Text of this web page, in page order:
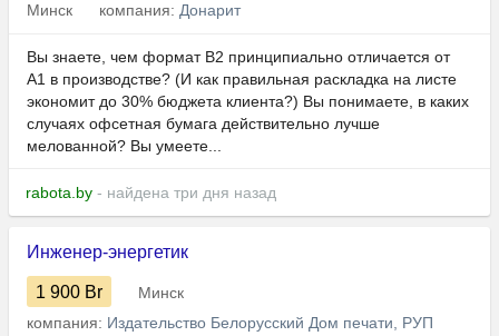
Минск компания: Донарит
Вы знаете, чем формат В2 принципиально отличается от
А1 в производстве? (И как правильная раскладка на листе
экономит до 30% бюджета клиента?) Вы понимаете, в каких
случаях офсетная бумага действительно лучше
мелованной? Вы умеете...
rabota.by - найдена три дня назад
Инженер-энергетик
1 900 Br
Минск
компания: Издательство Белорусский Дом печати, РУП